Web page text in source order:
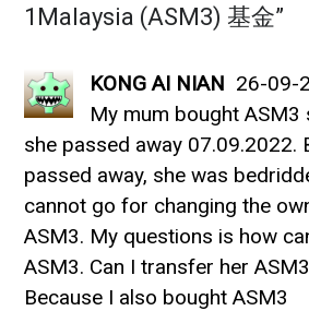
1Malaysia (ASM3) 基金”
KONG AI NIAN 26-09-
My mum bought ASM3
she passed away 07.09.2022.
passed away, she was
cannot go for changing the
ASM3. My questions is how
ASM3. Can I transfer her
Because I also bought ASM3